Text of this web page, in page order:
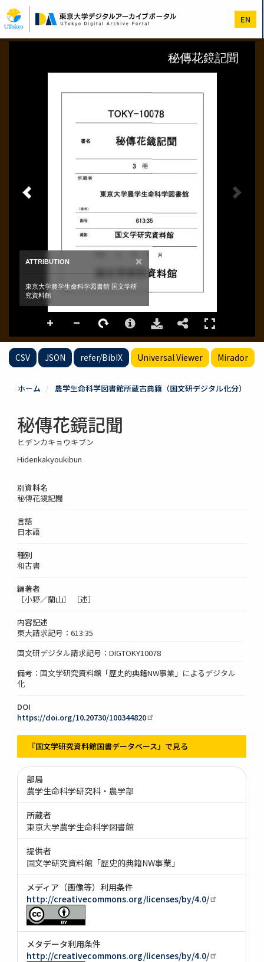
イ
ン
コ
EN
CSV JSON refer/BibIX Universal Viewer Mirador
ホーム 農学生命科学図書館所蔵古典籍（国文研デジタル化分）
秘傳花鏡記聞
ヒデンカキョウキブン
Hidenkakyoukibun
別資料名
秘傳花鏡記聞
言語
日本語
種別
和古書
編著者
［小野／蘭山］ ［述］
内容記述
東大請求記号：613:35
国文研デジタル請求記号：DIGTOKY10078
備考：国文学研究資料館「歴史的典籍NW事業」によるデジタル
化
DOI
https://doi.org/10.20730/100344820
『国文学研究資料館国書データベース』で見る
部局
農学生命科学研究科・農学部
所蔵者
東京大学農学生命科学図書館
提供者
国文学研究資料館「歴史的典籍NW事業」
メディア（画像等）利用条件
http://creativecommons.org/licenses/by/4.0/
メタデータ利用条件
http://creativecommons.org/licenses/by/4.0/